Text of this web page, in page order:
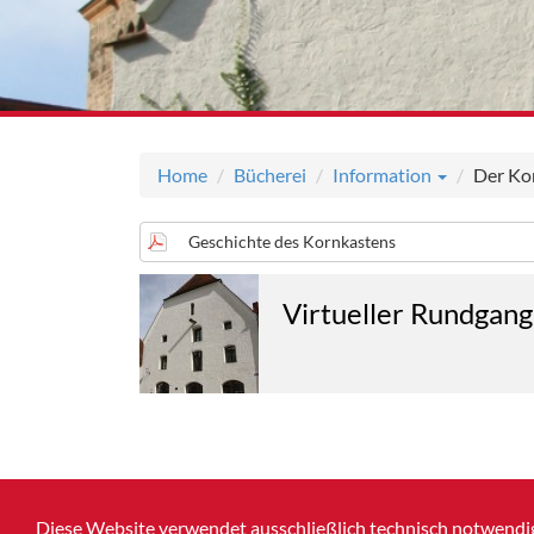
Home Bücherei Information Der
Geschichte des Kornkastens
Virtueller Rundgang
Diese Website verwendet ausschließlich technisch